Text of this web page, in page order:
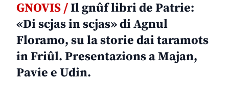
GNOVIS /Il gnûf libri de Patrie:
«Di scjas in scjas» di Agnul
Floramo, su la storie dai taramots
in Friûl. Presentazions a Majan,
Pavie e Udin.